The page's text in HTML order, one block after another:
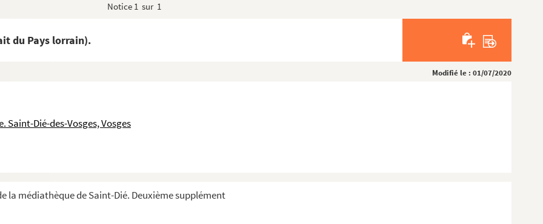
Notice 1 sur 1
du Pays lorrain).
Modifié le : 01/07/2020
Saint-Dié-des-Vosges, Vosges
la médiathèque de Saint-Dié. Deuxième supplément
qui ont existés et qui ont excellés dan...
Saint-Dié
à 1889..